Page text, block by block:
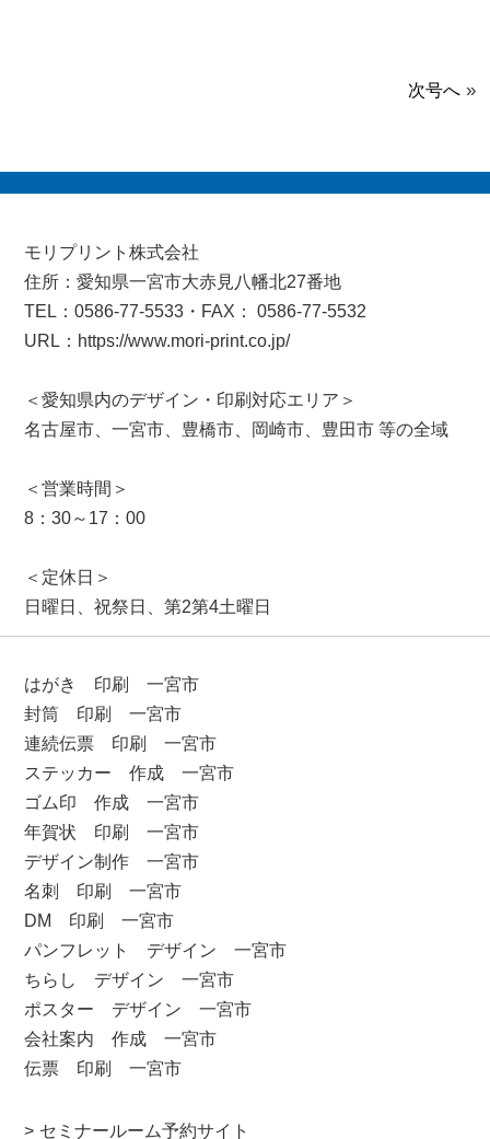
次号へ»
はがき 印刷 一宮市
封筒 印刷 一宮市
連続伝票 印刷 一宮市
ステッカー 作成 一宮市
ゴム印 作成 一宮市
年賀状 印刷 一宮市
デザイン制作 一宮市
名刺 印刷 一宮市
DM 印刷 一宮市
パンフレット デザイン 一宮市
ちらし デザイン 一宮市
ポスター デザイン 一宮市
会社案内 作成 一宮市
伝票 印刷 一宮市
セミナールーム予約サイト
モリプリント株式会社
住所：愛知県一宮市大赤見八幡北27番地
TEL：0586-77-5533・FAX： 0586-77-5532
URL：https://www.mori-print.co.jp/
＜愛知県内のデザイン・印刷対応エリア＞
名古屋市、一宮市、豊橋市、岡崎市、豊田市 等の全域
＜営業時間＞
8：30～17：00
＜定休日＞
日曜日、祝祭日、第2第4土曜日